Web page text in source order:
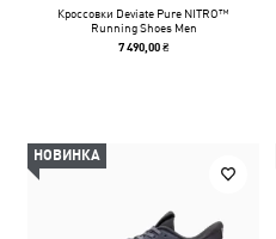
Кроссовки Deviate Pure NITRO™
Running Shoes Men
7 490,00 ₴
НОВИНКА